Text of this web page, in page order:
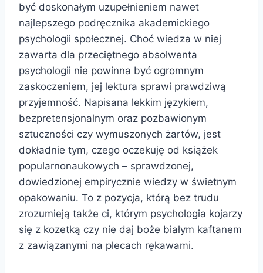
być doskonałym uzupełnieniem nawet
najlepszego podręcznika akademickiego
psychologii społecznej. Choć wiedza w niej
zawarta dla przeciętnego absolwenta
psychologii nie powinna być ogromnym
zaskoczeniem, jej lektura sprawi prawdziwą
przyjemność. Napisana lekkim językiem,
bezpretensjonalnym oraz pozbawionym
sztuczności czy wymuszonych żartów, jest
dokładnie tym, czego oczekuję od książek
popularnonaukowych – sprawdzonej,
dowiedzionej empirycznie wiedzy w świetnym
opakowaniu. To z pozycja, którą bez trudu
zrozumieją także ci, którym psychologia kojarzy
się z kozetką czy nie daj boże białym kaftanem
z zawiązanymi na plecach rękawami.